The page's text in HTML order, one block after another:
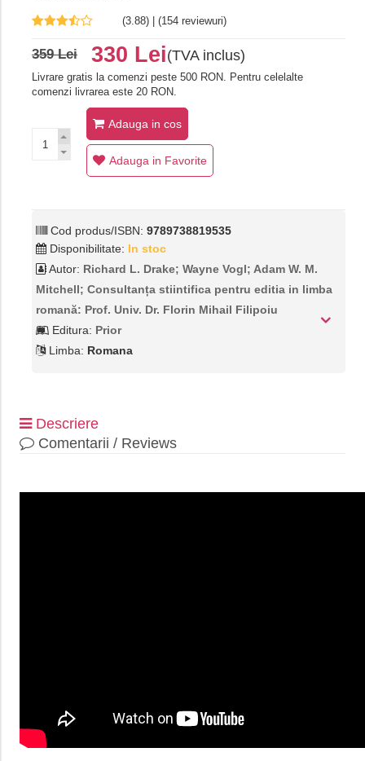
(3.88) | (154 reviewuri)
359 Lei 330 Lei(TVA inclus)
Livrare gratis la comenzi peste 500 RON. Pentru celelalte
comenzi livrarea este 20 RON.
Adauga in cos
Adauga in Favorite
Cod produs/ISBN: 9789738819535
Disponibilitate: In stoc
Autor: Richard L. Drake; Wayne Vogl; Adam W. M.
Mitchell; Consultanța stiintifica pentru editia in limba
romană: Prof. Univ. Dr. Florin Mihail Filipoiu
Editura: Prior
Limba: Romana
Descriere
Comentarii / Reviews